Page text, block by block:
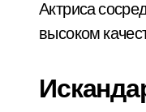
Актриса
высоком